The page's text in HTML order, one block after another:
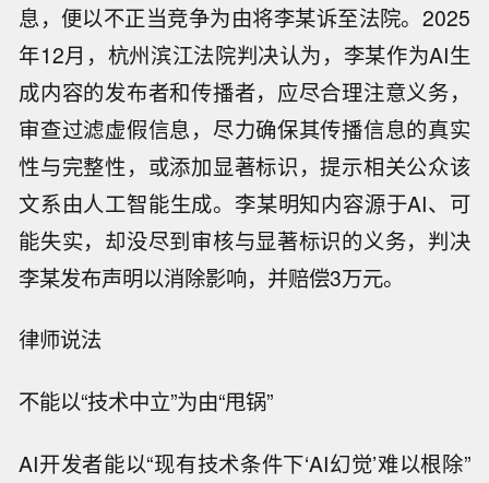
息，便以不正当竞争为由将李某诉至法院。2025
年12月，杭州滨江法院判决认为，李某作为AI生
成内容的发布者和传播者，应尽合理注意义务，
审查过滤虚假信息，尽力确保其传播信息的真实
性与完整性，或添加显著标识，提示相关公众该
文系由人工智能生成。李某明知内容源于AI、可
能失实，却没尽到审核与显著标识的义务，判决
李某发布声明以消除影响，并赔偿3万元。
律师说法
不能以“技术中立”为由“甩锅”
AI开发者能以“现有技术条件下‘AI幻觉’难以根除”